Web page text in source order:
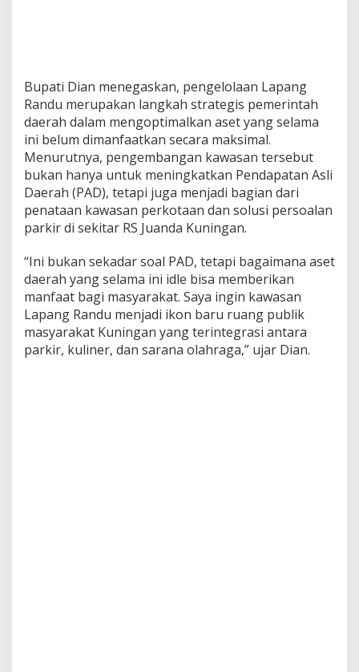
Bupati Dian menegaskan, pengelolaan Lapang
Randu merupakan langkah strategis pemerintah
daerah dalam mengoptimalkan aset yang selama
ini belum dimanfaatkan secara maksimal.
Menurutnya, pengembangan kawasan tersebut
bukan hanya untuk meningkatkan Pendapatan Asli
Daerah (PAD), tetapi juga menjadi bagian dari
penataan kawasan perkotaan dan solusi persoalan
parkir di sekitar RS Juanda Kuningan.
“Ini bukan sekadar soal PAD, tetapi bagaimana aset
daerah yang selama ini idle bisa memberikan
manfaat bagi masyarakat. Saya ingin kawasan
Lapang Randu menjadi ikon baru ruang publik
masyarakat Kuningan yang terintegrasi antara
parkir, kuliner, dan sarana olahraga,” ujar Dian.